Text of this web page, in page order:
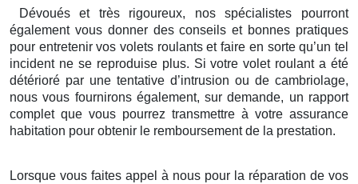
Dévoués et très rigoureux, nos spécialistes pourront
également vous donner des conseils et bonnes pratiques
pour entretenir vos volets roulants et faire en sorte qu’un tel
incident ne se reproduise plus. Si votre volet roulant a été
détérioré par une tentative d’intrusion ou de cambriolage,
nous vous fournirons également, sur demande, un rapport
complet que vous pourrez transmettre à votre assurance
habitation pour obtenir le remboursement de la prestation.
Lorsque vous faites appel à nous pour la réparation de vos